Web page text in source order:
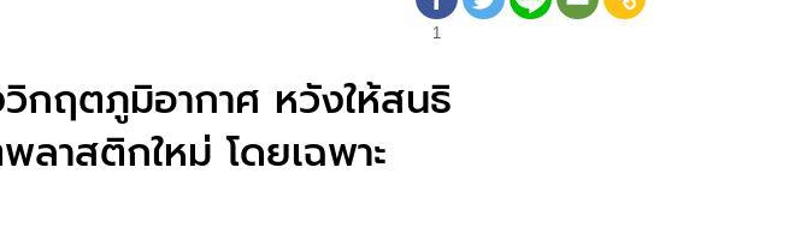
1
กฤตภูมิอากาศ หวังให้สนธิ
าสติกใหม่ โดยเฉพาะ